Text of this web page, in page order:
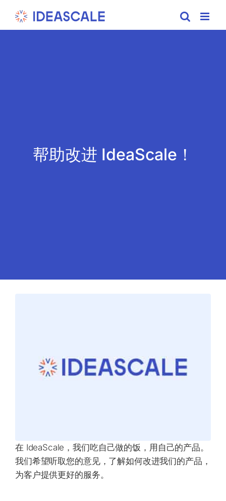
帮助改进 IdeaScale！
在 IdeaScale，我们吃自己做的饭，用自己的产品。
我们希望听取您的意见，了解如何改进我们的产品，
为客户提供更好的服务。